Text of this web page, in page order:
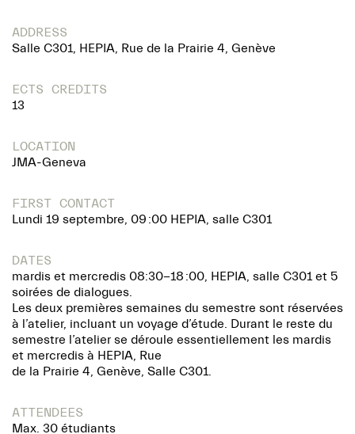
ADDRESS
Salle C301, HEPIA, Rue de la Prairie 4, Genève
ECTS CREDITS
13
LOCATION
JMA-Geneva
FIRST CONTACT
Lundi 19 septembre, 09 :00 HEPIA, salle C301
DATES
mardis et mercredis 08:30-18 :00, HEPIA, salle C301 et 5
soirées de dialogues.
Les deux premières semaines du semestre sont réservées
à l’atelier, incluant un voyage d’étude. Durant le reste du
semestre l’atelier se déroule essentiellement les mardis
et mercredis à HEPIA, Rue
de la Prairie 4, Genève, Salle C301.
ATTENDEES
Max. 30 étudiants